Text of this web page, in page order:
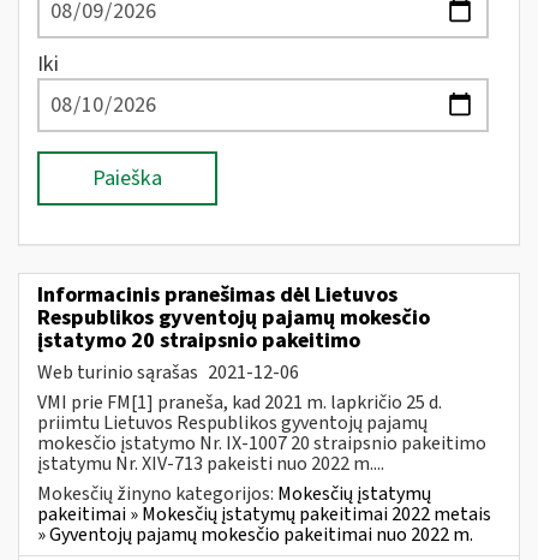
Iki
Paieška
Informacinis pranešimas dėl Lietuvos
Respublikos gyventojų pajamų mokesčio
įstatymo 20 straipsnio pakeitimo
Web turinio sąrašas 2021-12-06
VMI prie FM[1] praneša, kad 2021 m. lapkričio 25 d.
priimtu Lietuvos Respublikos gyventojų pajamų
mokesčio įstatymo Nr. IX-1007 20 straipsnio pakeitimo
įstatymu Nr. XIV-713 pakeisti nuo 2022 m....
Mokesčių žinyno kategorijos: Mokesčių įstatymų
pakeitimai » Mokesčių įstatymų pakeitimai 2022 metais
» Gyventojų pajamų mokesčio pakeitimai nuo 2022 m.